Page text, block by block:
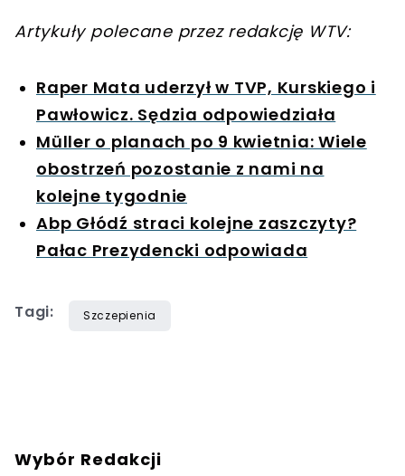
Artykuły polecane przez redakcję WTV:
Raper Mata uderzył w TVP, Kurskiego i
Pawłowicz. Sędzia odpowiedziała
Müller o planach po 9 kwietnia: Wiele
obostrzeń pozostanie z nami na
kolejne tygodnie
Abp Głódź straci kolejne zaszczyty?
Pałac Prezydencki odpowiada
Tagi: Szczepienia
Wybór Redakcji